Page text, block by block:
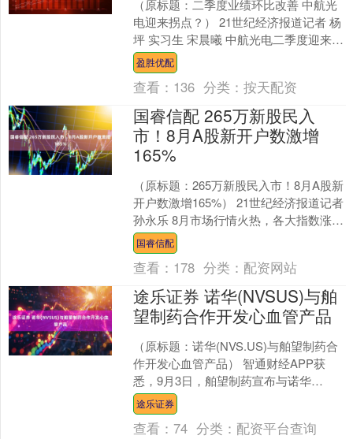
（原标题：二季度业绩环比改善 中航光
电迎来拐点？） 21世纪经济报道记者 杨
坪 实习生 宋晨曦 中航光电二季度迎来业
绩反转。 近日，国内特种防务连接器龙
头中航光....
盈胜优配
查看： 136 分类：按天配资
国睿信配 265万新股民入
市！8月A股新开户数激增
165%
（原标题：265万新股民入市！8月A股新
开户数激增165%） 21世纪经济报道记者
孙永乐 8月市场行情火热，各大指数涨
到“眩晕”，A股迎来“泼天的流量”，个
人....
国睿信配
查看： 178 分类： 配资网站
途乐证券 诺华(NVSUS)与舶
望制药合作开发心血管产品
（原标题：诺华(NVS.US)与舶望制药合
作开发心血管产品） 智通财经APP获
悉，9月3日，舶望制药宣布与诺华
(NVS.US)达成一项新战略合作协议，双
方共同开....
途乐证券
查看：74 分类： 配资平台查询